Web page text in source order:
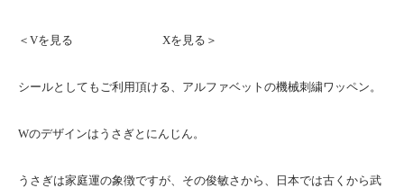
＜Vを見る Xを見る＞
シールとしてもご利用頂ける、アルファベットの機械刺繍ワッペン。
Wのデザインはうさぎとにんじん。
うさぎは家庭運の象徴ですが、その俊敏さから、日本では古くから武